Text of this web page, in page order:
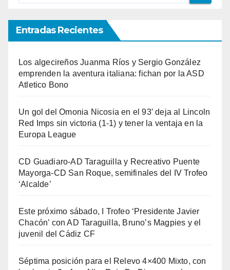
Entradas Recientes
Los algecireños Juanma Ríos y Sergio González
emprenden la aventura italiana: fichan por la ASD
Atletico Bono
Un gol del Omonia Nicosia en el 93′ deja al Lincoln
Red Imps sin victoria (1-1) y tener la ventaja en la
Europa League
CD Guadiaro-AD Taraguilla y Recreativo Puente
Mayorga-CD San Roque, semifinales del IV Trofeo
‘Alcalde’
Este próximo sábado, I Trofeo ‘Presidente Javier
Chacón’ con AD Taraguilla, Bruno’s Magpies y el
juvenil del Cádiz CF
Séptima posición para el Relevo 4×400 Mixto, con